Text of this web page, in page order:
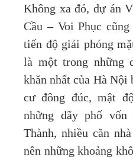
Không xa đó, dự án
Cầu – Voi Phục
tiến độ giải phóng
là một trong những
khăn nhất của Hà
cư đông đúc, mật
những dãy phố
Thành, nhiều căn
nên những khoảng